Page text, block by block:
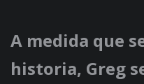
A medida que
historia, Greg